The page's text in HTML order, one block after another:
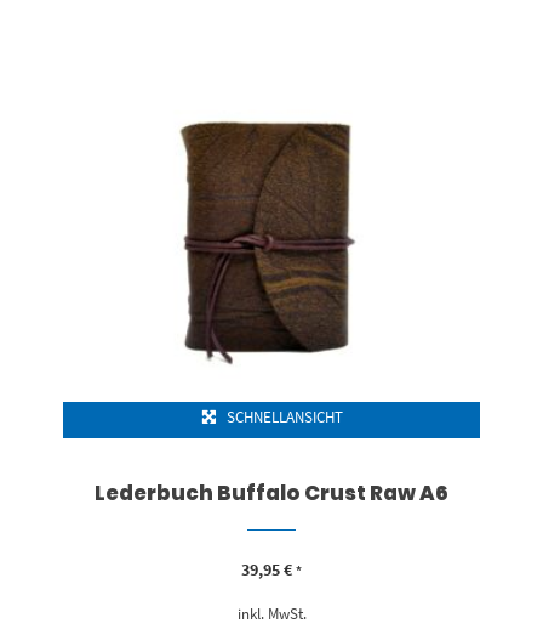
SCHNELLANSICHT
Lederbuch Buffalo Crust Raw A6
39,95€ *
inkl. MwSt.